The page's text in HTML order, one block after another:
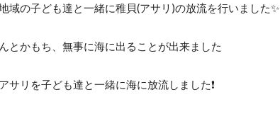
域の子ども達と一緒に稚貝(アサリ)の放流を行いました✨
とかもち、無事に海に出ることが出来ました️
サリを子ども達と一緒に海に放流しました❗️